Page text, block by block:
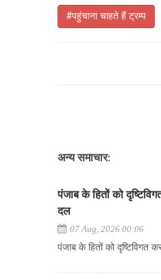
#पहुंचाना चाहते हैं ट्रम्प
अन्य समाचार:
पंजाब के हितों को
दल
07 Aug, 2026 00:06
पंजाब के हितों को दृष्टिविगत